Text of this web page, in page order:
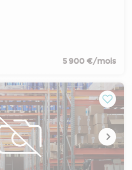
immédiatement disponibles aux
PROPOSE:
de Bagnolet
de stationnement.
atelier menuiserie, stockage ...
23 - Plus d'informations sur
5 900 €/mois